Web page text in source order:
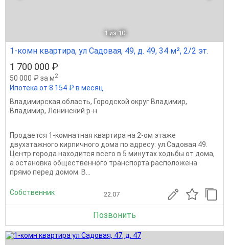
1 из 10
1-комн квартира, ул Садовая, 49, д. 49, 34 м², 2/2 эт.
1 700 000 ₽
50 000 ₽ за м2
Ипотека от 8 154 ₽ в месяц
Владимирская область, Городской округ Владимир,
Владимир, Ленинский р-н
Продается 1-комнатная квартира на 2-ом этаже
двухэтажного кирпичного дома по адресу: ул.Садовая 49.
Центр города находится всего в 5 минутах ходьбы от дома,
а остановка общественного транспорта расположена
прямо перед домом. В...
Собственник 22.07
Позвонить